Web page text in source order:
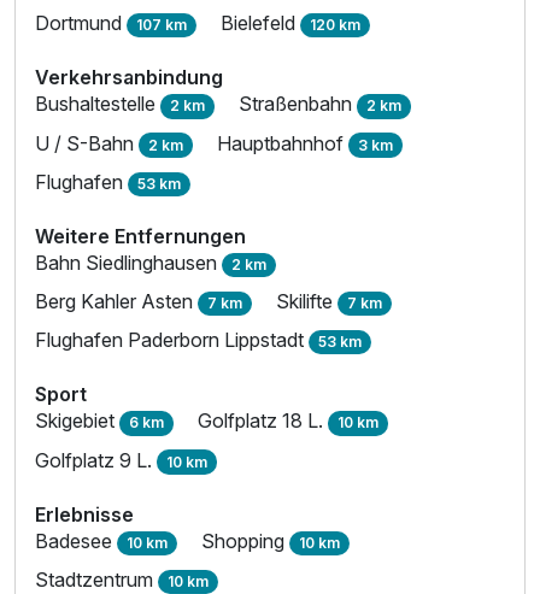
Dortmund 107 km Bielefeld 120 km
Verkehrsanbindung
Bushaltestelle 2 km Straßenbahn 2 km
U / S-Bahn 2 km Hauptbahnhof 3 km
Flughafen 53 km
Weitere Entfernungen
Bahn Siedlinghausen 2 km
Berg Kahler Asten 7 km Skilifte 7 km
Flughafen Paderborn Lippstadt 53 km
Sport
Skigebiet 6 km Golfplatz 18 L. 10 km
Golfplatz 9 L. 10 km
Erlebnisse
Badesee 10 km Shopping 10 km
Stadtzentrum 10 km